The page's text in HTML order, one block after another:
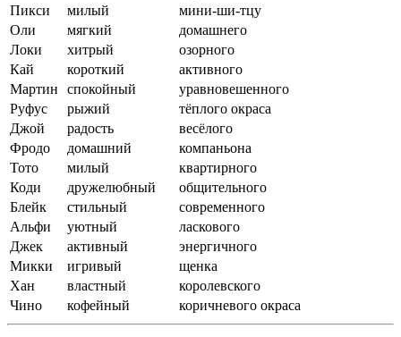
Пикси
милый
мини-ши-тцу
Оли
мягкий
домашнего
Локи
хитрый
озорного
Кай
короткий
активного
Мартин
спокойный
уравновешенного
Руфус
рыжий
тёплого окраса
Джой
радость
весёлого
Фродо
домашний
компаньона
Тото
милый
квартирного
Коди
дружелюбный
общительного
Блейк
стильный
современного
Альфи
уютный
ласкового
Джек
активный
энергичного
Микки
игривый
щенка
Хан
властный
королевского
Чино
кофейный коричневого окраса